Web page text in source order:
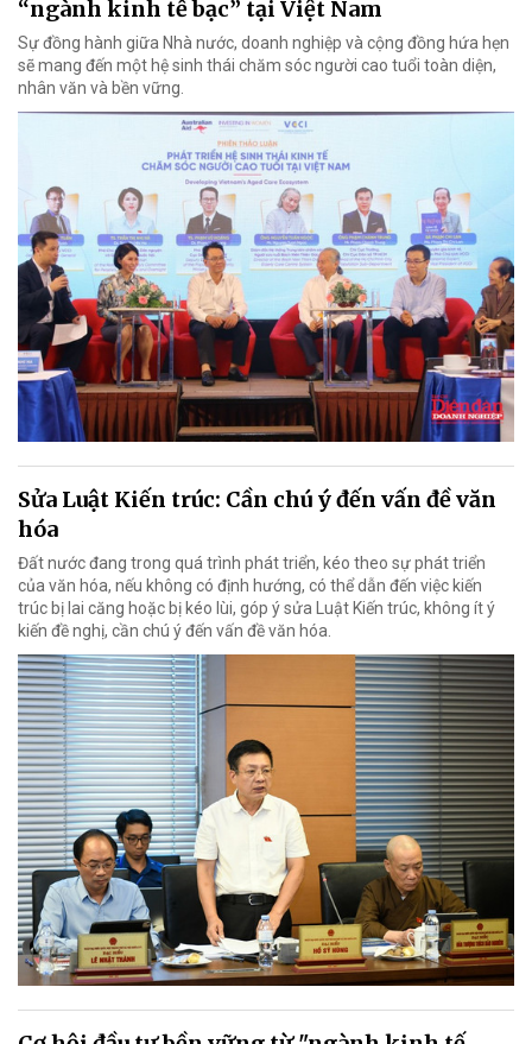
“ngành kinh tế bạc” tại Việt Nam
Sự đồng hành giữa Nhà nước, doanh nghiệp và cộng đồng hứa hẹn
sẽ mang đến một hệ sinh thái chăm sóc người cao tuổi toàn diện,
nhân văn và bền vững.
Sửa Luật Kiến trúc: Cần chú ý đến vấn đề văn
hóa
Đất nước đang trong quá trình phát triển, kéo theo sự phát triển
của văn hóa, nếu không có định hướng, có thể dẫn đến việc kiến
trúc bị lai căng hoặc bị kéo lùi, góp ý sửa Luật Kiến trúc, không ít ý
kiến đề nghị, cần chú ý đến vấn đề văn hóa.